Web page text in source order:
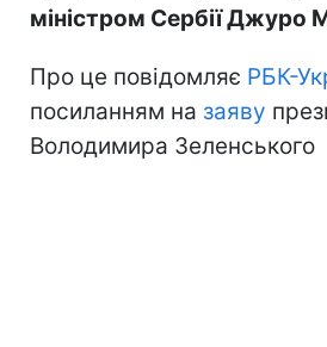
міністром Сербії Джуро
Про це повідомляє РБК-
посиланням на заяву
Володимира Зеленського